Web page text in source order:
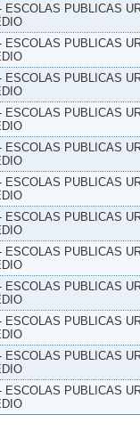
ESCOLAS PUBLICAS
ESCOLAS PUBLICAS
ESCOLAS PUBLICAS
ESCOLAS PUBLICAS
ESCOLAS PUBLICAS
ESCOLAS PUBLICAS
ESCOLAS PUBLICAS
ESCOLAS PUBLICAS
ESCOLAS PUBLICAS
ESCOLAS PUBLICAS
ESCOLAS PUBLICAS
ESCOLAS PUBLICAS